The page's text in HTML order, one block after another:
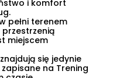
i komfort
pełni terenem
miejscem
się jedynie
na Trening